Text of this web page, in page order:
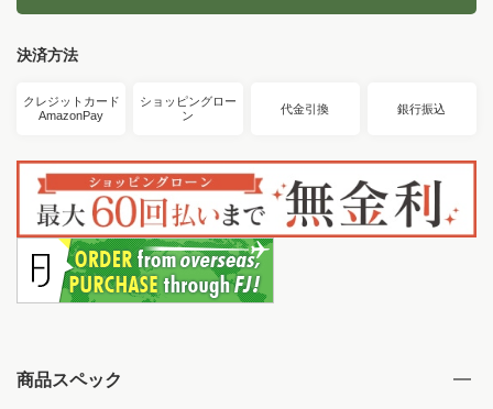
決済方法
クレジットカード
AmazonPay
ショッピングロー
ン
代金引換 銀行振込
商品スペック